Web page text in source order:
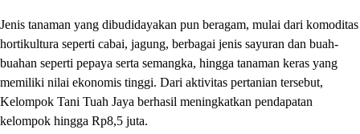
Jenis tanaman yang dibudidayakan pun beragam, mulai dari komoditas
hortikultura seperti cabai, jagung, berbagai jenis sayuran dan buah-
buahan seperti pepaya serta semangka, hingga tanaman keras yang
memiliki nilai ekonomis tinggi. Dari aktivitas pertanian tersebut,
Kelompok Tani Tuah Jaya berhasil meningkatkan pendapatan
kelompok hingga Rp8,5 juta.